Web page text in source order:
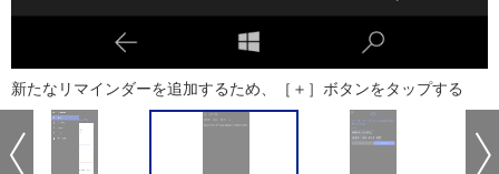
新たなリマインダーを追加するため、［＋］ボタンをタップする